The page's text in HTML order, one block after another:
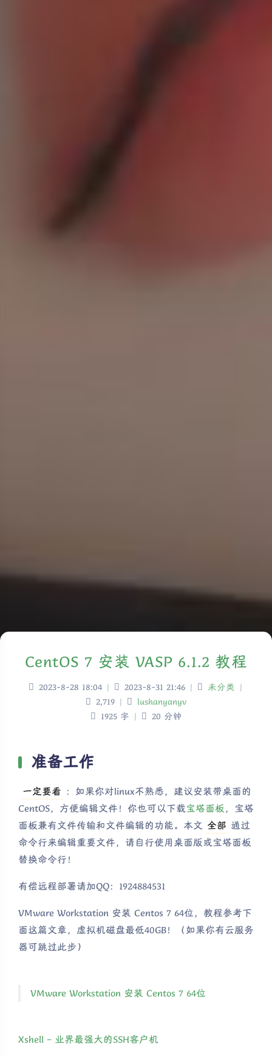
CentOS 7 安装 VASP 6.1.2 教程
2023-8-28 18:04 | 2023-8-31 21:46 | 未分类
|
2,719 |
lushanyanyv
1925 字 | 20 分钟
准备工作
一定要看 ：如果你对linux不熟悉，建议安装带桌面的
CentOS，方便编辑文件！你也可以下载宝塔面板，宝塔
面板兼有文件传输和文件编辑的功能。本文 全部 通过
命令行来编辑重要文件，请自行使用桌面版或宝塔面板
替换命令行！
有偿远程部署请加QQ：1924884531
VMware Workstation 安装 Centos 7 64位，教程参考下
面这篇文章，虚拟机磁盘最低40GB！（如果你有云服务
器可跳过此步）
VMware Workstation 安装 Centos 7 64位
Xshell – 业界最强大的SSH客户机